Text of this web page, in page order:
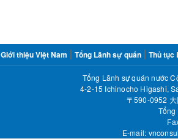
Giới thiệu Việt Nam Tổng Lãnh sự quán Thủ tục
Tổng Lãnh sự quán nước
4-2-15 Ichinocho Higashi,
〒590-0952
E-mail: